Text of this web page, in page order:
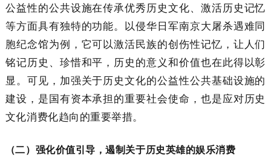
公益性的公共设施在传承优秀历史文化、激活历史记忆
等方面具有独特的功能。以侵华日军南京大屠杀遇难同
胞纪念馆为例，它可以激活民族的创伤性记忆，让人们
铭记历史、珍惜和平，历史的意义和价值也在此得以彰
显。可见，加强关于历史文化的公益性公共基础设施的
建设，是国有资本承担的重要社会使命，也是应对历史
文化消费化趋向的重要举措。
（二）强化价值引导，遏制关于历史英雄的娱乐消费